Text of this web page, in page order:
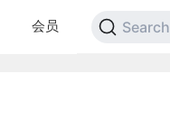
会员 Search